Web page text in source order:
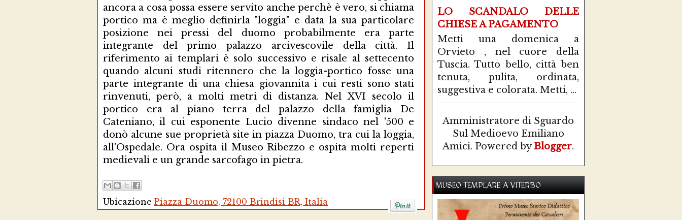
ancora a cosa possa essere servito anche perchè è vero, si chiama
portico ma è meglio definirla "loggia" e data la sua particolare
posizione nei pressi del duomo probabilmente era parte
integrante del primo palazzo arcivescovile della città. Il
riferimento ai templari è solo successivo e risale al settecento
quando alcuni studi ritennero che la loggia-portico fosse una
parte integrante di una chiesa giovannita i cui resti sono stati
rinvenuti, però, a molti metri di distanza. Nel XVI secolo il
portico era al piano terra del palazzo della famiglia De
Cateniano, il cui esponente Lucio divenne sindaco nel '500 e
donò alcune sue proprietà site in piazza Duomo, tra cui la loggia,
all'Ospedale. Ora ospita il Museo Ribezzo e ospita molti reperti
medievali e un grande sarcofago in pietra.
Ubicazione Piazza Duomo, 72100 Brindisi BR, Italia
LO SCANDALO DELLE
CHIESE A PAGAMENTO
Metti una domenica a
Orvieto , nel cuore della
Tuscia. Tutto bello, città ben
tenuta, pulita, ordinata,
suggestiva e colorata. Metti, ...
Amministratore di Sguardo
Sul Medioevo Emiliano
Amici. Powered byBlogger.
MUSEO TEMPLARE A VITERBO